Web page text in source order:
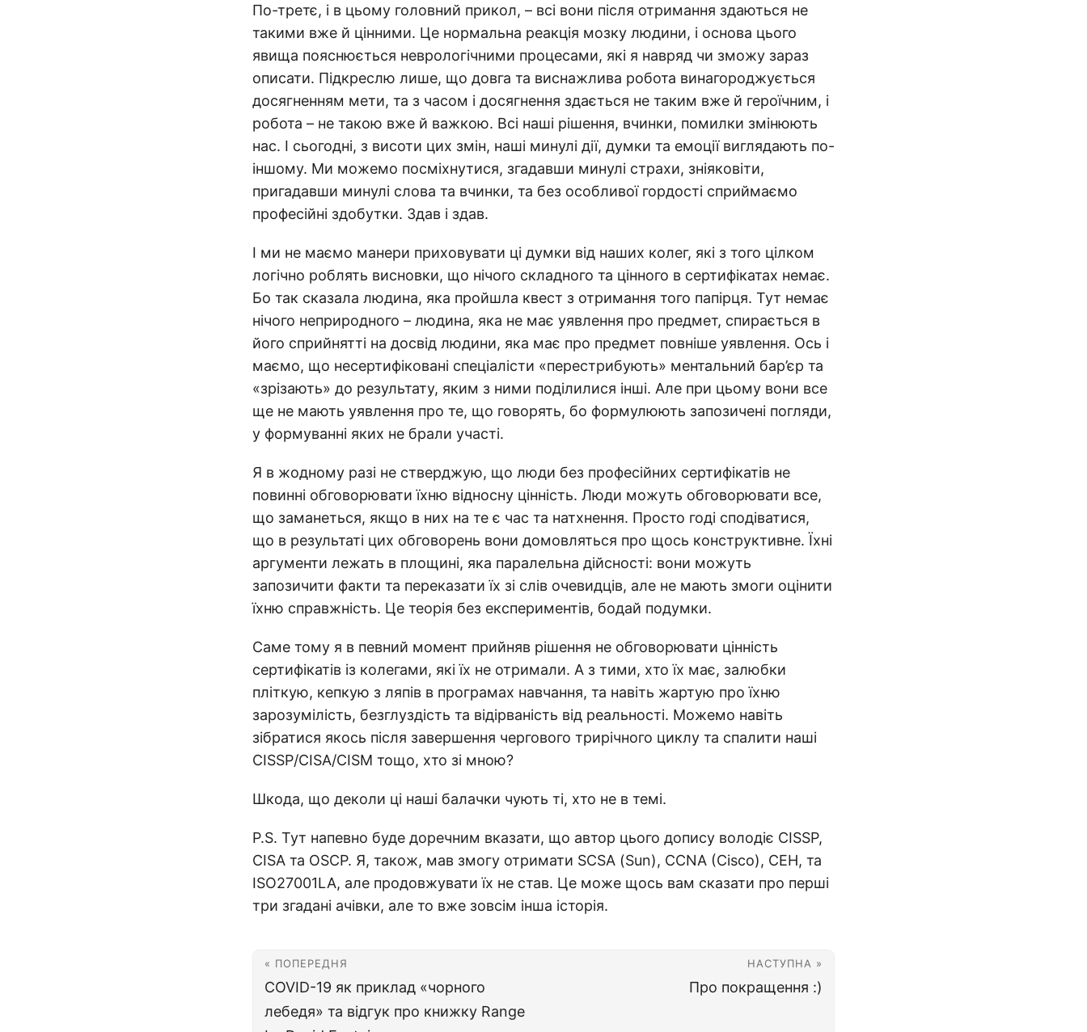
По-третє, і в цьому головний прикол, – всі вони після отримання здаються не
такими вже й цінними. Це нормальна реакція мозку людини, і основа цього
явища пояснюється неврологічними процесами, які я навряд чи зможу зараз
описати. Підкреслю лише, що довга та виснажлива робота винагороджується
досягненням мети, та з часом і досягнення здається не таким вже й героїчним, і
робота – не такою вже й важкою. Всі наші рішення, вчинки, помилки змінюють
нас. І сьогодні, з висоти цих змін, наші минулі дії, думки та емоції виглядають по-
іншому. Ми можемо посміхнутися, згадавши минулі страхи, зніяковіти,
пригадавши минулі слова та вчинки, та без особливої гордості сприймаємо
професійні здобутки. Здав і здав.
І ми не маємо манери приховувати ці думки від наших колег, які з того цілком
логічно роблять висновки, що нічого складного та цінного в сертифікатах немає.
Бо так сказала людина, яка пройшла квест з отримання того папірця. Тут немає
нічого неприродного – людина, яка не має уявлення про предмет, спирається в
його сприйнятті на досвід людини, яка має про предмет повніше уявлення. Ось і
маємо, що несертифіковані спеціалісти «перестрибують» ментальний бар’єр та
«зрізають» до результату, яким з ними поділилися інші. Але при цьому вони все
ще не мають уявлення про те, що говорять, бо формулюють запозичені погляди,
у формуванні яких не брали участі.
Я в жодному разі не стверджую, що люди без професійних сертифікатів не
повинні обговорювати їхню відносну цінність. Люди можуть обговорювати все,
що заманеться, якщо в них на те є час та натхнення. Просто годі сподіватися,
що в результаті цих обговорень вони домовляться про щось конструктивне. Їхні
аргументи лежать в площині, яка паралельна дійсності: вони можуть
запозичити факти та переказати їх зі слів очевидців, але не мають змоги оцінити
їхню справжність. Це теорія без експериментів, бодай подумки.
Саме тому я в певний момент прийняв рішення не обговорювати цінність
сертифікатів із колегами, які їх не отримали. А з тими, хто їх має, залюбки
пліткую, кепкую з ляпів в програмах навчання, та навіть жартую про їхню
зарозумілість, безглуздість та відірваність від реальності. Можемо навіть
зібратися якось після завершення чергового трирічного циклу та спалити наші
CISSP/CISA/CISM тощо, хто зі мною?
Шкода, що деколи ці наші балачки чують ті, хто не в темі.
P.S. Тут напевно буде доречним вказати, що автор цього допису володіє CISSP,
CISA та OSCP. Я, також, мав змогу отримати SCSA (Sun), CCNA (Cisco), CEH, та
ISO27001LA, але продовжувати їх не став. Це може щось вам сказати про перші
три згадані ачівки, але то вже зовсім інша історія.
« ПОПЕРЕДНЯ
COVID-19 як приклад «чорного
лебедя» та відгук про книжку Range
НАСТУПНА »
Про покращення :)